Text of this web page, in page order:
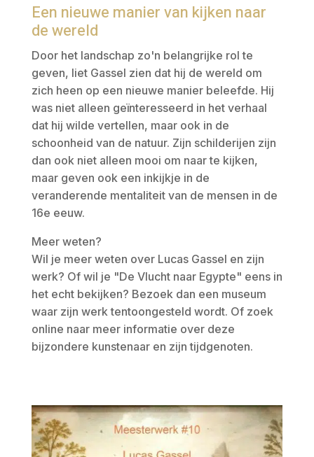
Een nieuwe manier van kijken naar
de wereld
Door het landschap zo'n belangrijke rol te
geven, liet Gassel zien dat hij de wereld om
zich heen op een nieuwe manier beleefde. Hij
was niet alleen geïnteresseerd in het verhaal
dat hij wilde vertellen, maar ook in de
schoonheid van de natuur. Zijn schilderijen zijn
dan ook niet alleen mooi om naar te kijken,
maar geven ook een inkijkje in de
veranderende mentaliteit van de mensen in de
16e eeuw.
Meer weten?
Wil je meer weten over Lucas Gassel en zijn
werk? Of wil je "De Vlucht naar Egypte" eens in
het echt bekijken? Bezoek dan een museum
waar zijn werk tentoongesteld wordt. Of zoek
online naar meer informatie over deze
bijzondere kunstenaar en zijn tijdgenoten.